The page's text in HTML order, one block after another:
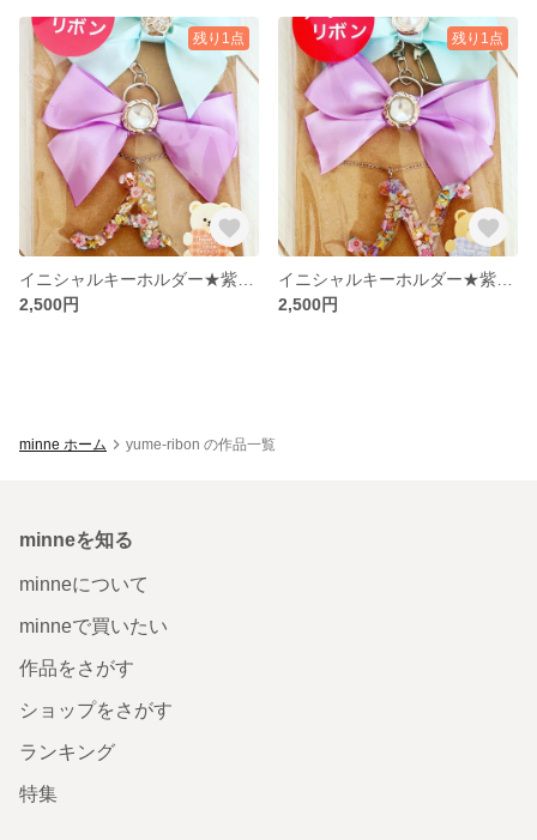
残り1点
2,500円
残り1点
2,500円
minne ホーム yume-ribon の作品一覧
minneを知る
minneについて
minneで買いたい
作品をさがす
ショップをさがす
ランキング
特集